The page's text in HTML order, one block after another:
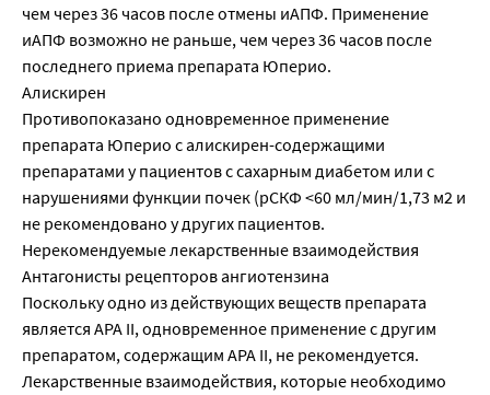
чем через 36 часов после отмены иАПФ. Применение
иАПФ возможно не раньше, чем через 36 часов после
последнего приема препарата Юперио.
Алискирен
Противопоказано одновременное применение
препарата Юперио с алискирен-содержащими
препаратами у пациентов с сахарным диабетом или с
нарушениями функции почек (рСКФ <60 мл/мин/1,73 м2 и
не рекомендовано у других пациентов.
Нерекомендуемые лекарственные взаимодействия
Антагонисты рецепторов ангиотензина
Поскольку одно из действующих веществ препарата
является АРА II, одновременное применение с другим
препаратом, содержащим АРА II, не рекомендуется.
Лекарственные взаимодействия, которые необходимо